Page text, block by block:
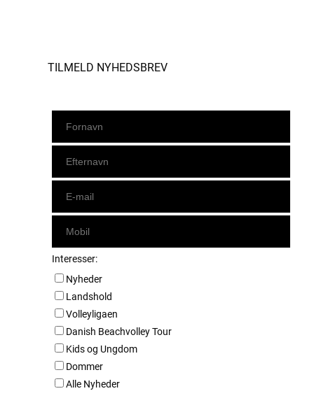
TILMELD NYHEDSBREV
Interesser:
Nyheder
Landshold
Volleyligaen
Danish Beachvolley Tour
Kids og Ungdom
Dommer
Alle Nyheder